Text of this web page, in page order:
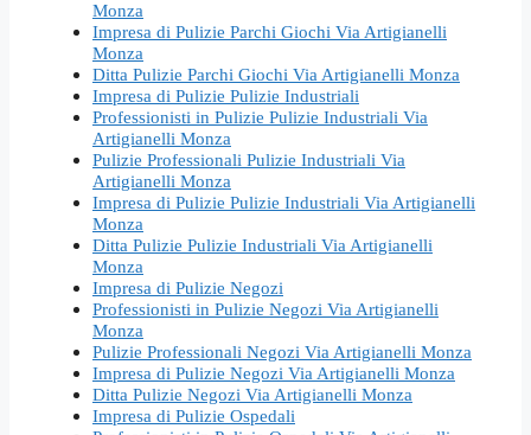
Monza
Impresa di Pulizie Parchi Giochi Via Artigianelli
Monza
Ditta Pulizie Parchi Giochi Via Artigianelli Monza
Impresa di Pulizie Pulizie Industriali
Professionisti in Pulizie Pulizie Industriali Via
Artigianelli Monza
Pulizie Professionali Pulizie Industriali Via
Artigianelli Monza
Impresa di Pulizie Pulizie Industriali Via Artigianelli
Monza
Ditta Pulizie Pulizie Industriali Via Artigianelli
Monza
Impresa di Pulizie Negozi
Professionisti in Pulizie Negozi Via Artigianelli
Monza
Pulizie Professionali Negozi Via Artigianelli Monza
Impresa di Pulizie Negozi Via Artigianelli Monza
Ditta Pulizie Negozi Via Artigianelli Monza
Impresa di Pulizie Ospedali